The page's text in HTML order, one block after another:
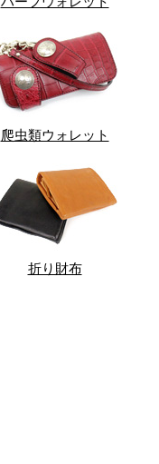
爬虫類ウォレット
折り財布